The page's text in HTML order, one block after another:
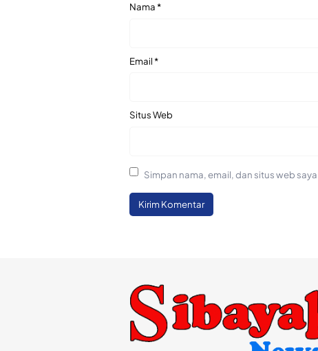
Nama*
Email*
Situs Web
Simpan nama, email, dan situs web